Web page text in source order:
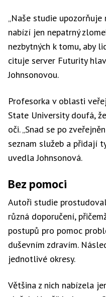
„Naše studie
nabízí jen nepatrný
nezbytných k tomu, aby
cituje server Futurity
Johnsonovou.
Profesorka v oblasti
State University doufá,
oči. „Snad se po
seznam služeb a přidají
uvedla Johnsonová.
Bez pomoci
Autoři studie
různá doporučení,
postupů pro pomoc
duševním zdravím.
jednotlivé okresy.
Většina z nich nabízela